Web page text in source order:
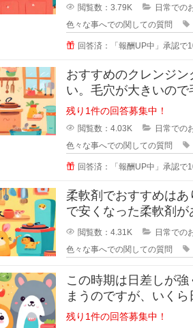
閲覧数：3.79K
日常での
色々な事へでの関しての質問
回答済：「報酬UP中」承認で
おすすめのクレンジ
い。毛穴が大きいの
ーションが残りやすい
残り1件の回答募集中！
閲覧数：4.03K
日常での
色々な事へでの関しての質問
回答済：「報酬UP中」承認で
柔軟剤でおすすめは
で安くなった柔軟剤
が、苦手な匂いでした
閲覧数：4.31K
日常での
色々な事へでの関しての質問
この時期は日差しが
まうのですが、いく
半袖のあとはできてし
残り1件の回答募集中！